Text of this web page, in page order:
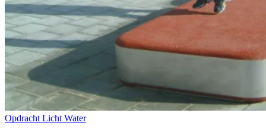
Opdracht Licht Water